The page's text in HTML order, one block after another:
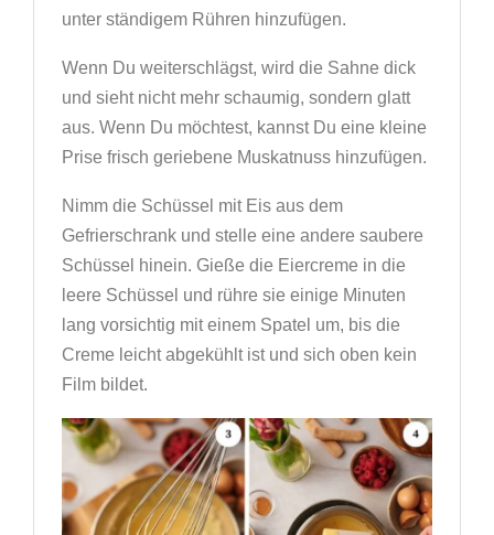
unter ständigem Rühren hinzufügen.
Wenn Du weiterschlägst, wird die Sahne dick
und sieht nicht mehr schaumig, sondern glatt
aus. Wenn Du möchtest, kannst Du eine kleine
Prise frisch geriebene Muskatnuss hinzufügen.
Nimm die Schüssel mit Eis aus dem
Gefrierschrank und stelle eine andere saubere
Schüssel hinein. Gieße die Eiercreme in die
leere Schüssel und rühre sie einige Minuten
lang vorsichtig mit einem Spatel um, bis die
Creme leicht abgekühlt ist und sich oben kein
Film bildet.